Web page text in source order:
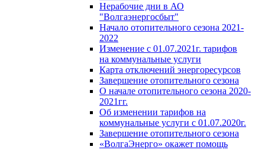
Нерабочие дни в АО
"Волгаэнергосбыт"
Начало отопительного сезона 2021-
2022
Изменение с 01.07.2021г. тарифов
на коммунальные услуги
Карта отключений энергоресурсов
Завершение отопительного сезона
О начале отопительного сезона 2020-
2021гг.
Об изменении тарифов на
коммунальные услуги с 01.07.2020г.
Завершение отопительного сезона
«ВолгаЭнерго» окажет помощь